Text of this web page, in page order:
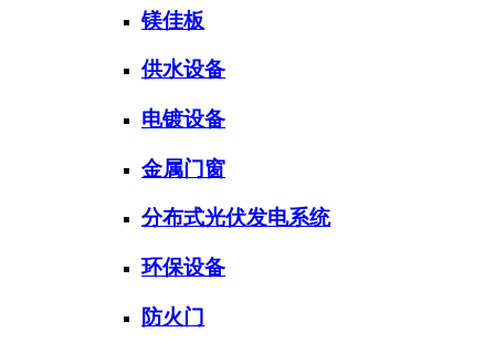
镁佳板
供水设备
电镀设备
金属门窗
分布式光伏发电系统
环保设备
防火门